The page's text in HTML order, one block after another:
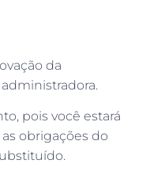
da
pois você estará
obrigações do